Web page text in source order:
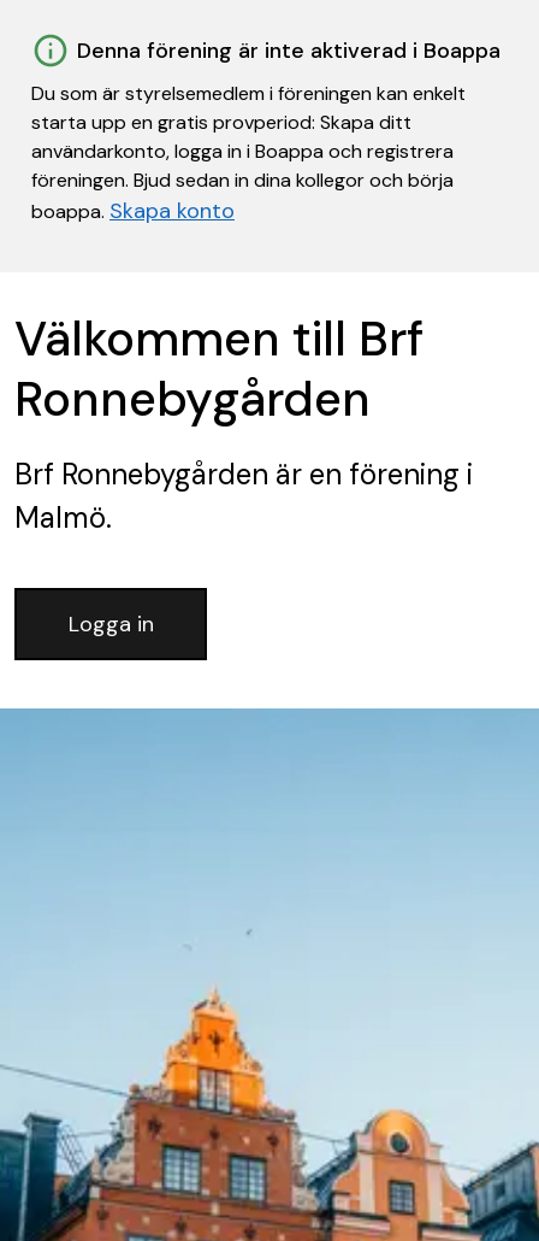
Denna förening är inte aktiverad i Boappa
Du som är styrelsemedlem i föreningen kan enkelt
starta upp en gratis provperiod: Skapa ditt
användarkonto, logga in i Boappa och registrera
föreningen. Bjud sedan in dina kollegor och börja
boappa. Skapa konto
Välkommen till Brf
Ronnebygården
Brf Ronnebygården är en förening i
Malmö.
Logga in